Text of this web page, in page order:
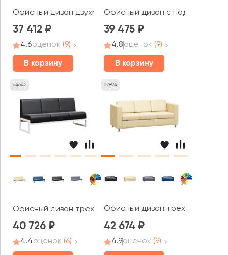
Офисный диван двухместный Форест / Forest
37 412
4.6оценок (9)
В корзину
Офисный диван с
39 475
4.8оценок (9)
В корзину
64642
Офисный диван трехместный Модуль / Module
40 726
4.4оценок (6)
92894
Офисный диван трехместный
42 674
4.9оценок (9)